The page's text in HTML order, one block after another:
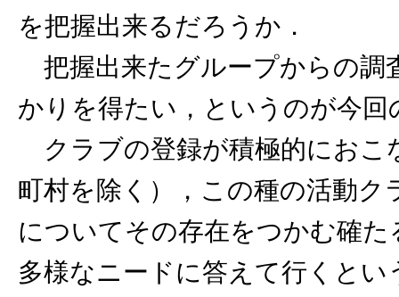
を把握出来るだろうか．
把握出来たグループからの調
かりを得たい，というのが今
クラブの登録が積極的におこ
町村を除く），この種の活動
についてその存在をつかむ確
多様なニードに答えて行くと